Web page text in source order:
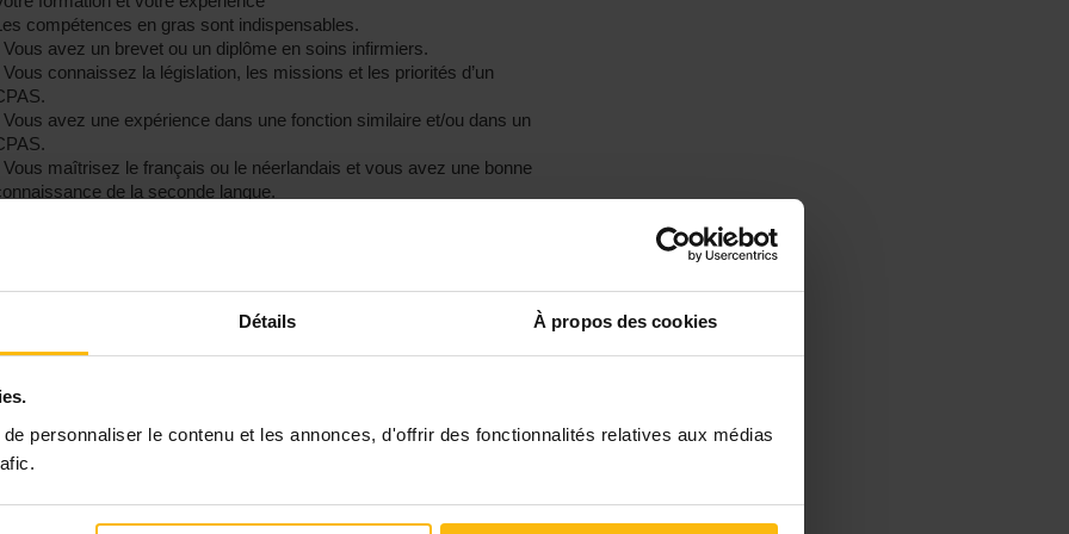
Détails À propos des cookies
personnaliser le contenu et les annonces, d'offrir des fonctionnalités relatives aux médias
compétences en gras sont indispensables.
Vous avez un brevet ou un diplôme en soins infirmiers.
Vous connaissez la législation, les missions et les priorités d’un
Vous avez une expérience dans une fonction similaire et/ou dans un
Vous maîtrisez le français ou le néerlandais et vous avez une bonne
de la seconde langue.
de Zaventem 60, 1140 Evere), qui se trouvent tous à proximité
offre du CPAS
Un contrat à durée indéterminée ou de remplacement.
Une entrée en service immédiate.
Un horaire temps plein de 36 heures par semaine
Un salaire aligné sur le diplôme exigé pour la fonction. Barème
BH. Traitement de départ minimum – CH : 32.973,08 €/BH :